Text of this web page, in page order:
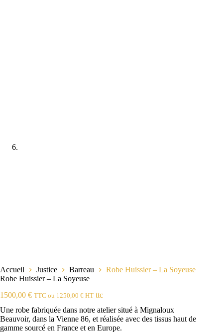
Accueil Justice Barreau
Robe Huissier – La Soyeuse
Robe Huissier – La Soyeuse
1500,00 € TTC ou 1250,00 € HT ttc
Une robe fabriquée dans notre atelier situé à Mignaloux
Beauvoir, dans la Vienne 86, et réalisée avec des tissus haut de
gamme sourcé en France et en Europe.